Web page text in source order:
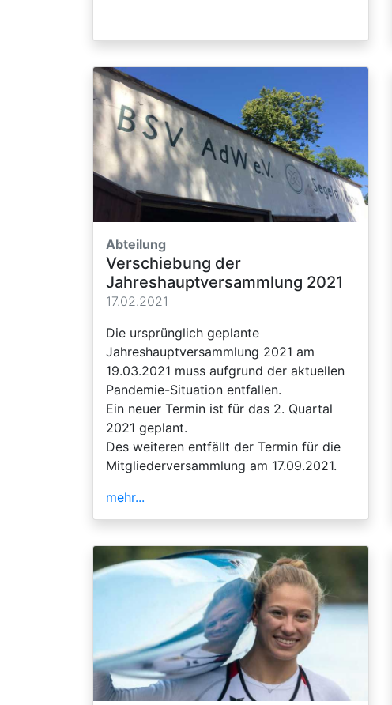
Abteilung
Verschiebung der
Jahreshauptversammlung 2021
17.02.2021
Die ursprünglich geplante
Jahreshauptversammlung 2021 am
19.03.2021 muss aufgrund der aktuellen
Pandemie-Situation entfallen.
Ein neuer Termin ist für das 2. Quartal
2021 geplant.
Des weiteren entfällt der Termin für die
Mitgliederversammlung am 17.09.2021.
mehr...